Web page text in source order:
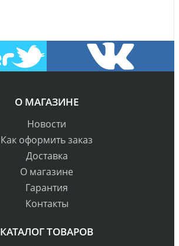
О МАГАЗИНЕ
Новости
Как оформить заказ
Доставка
О магазине
Гарантия
Контакты
КАТАЛОГ ТОВАРОВ